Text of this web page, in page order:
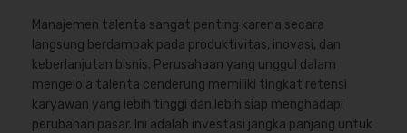
Manajemen talenta sangat penting karena secara
langsung berdampak pada produktivitas, inovasi, dan
keberlanjutan bisnis. Perusahaan yang unggul dalam
mengelola talenta cenderung memiliki tingkat retensi
karyawan yang lebih tinggi dan lebih siap menghadapi
perubahan pasar. Ini adalah investasi jangka panjang untuk